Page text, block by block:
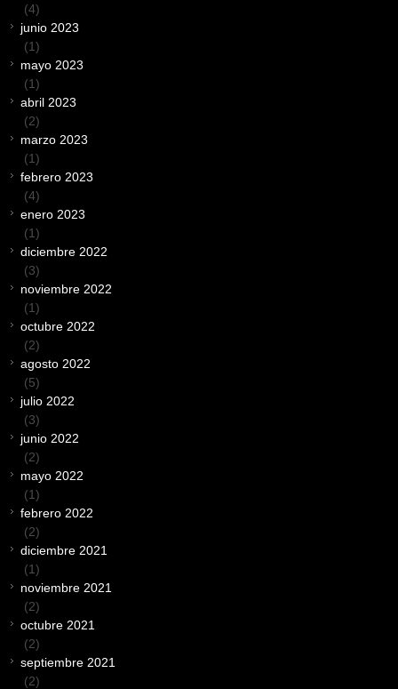
(4)
junio 2023
(1)
mayo 2023
(1)
abril 2023
(2)
marzo 2023
(1)
febrero 2023
(4)
enero 2023
(1)
diciembre 2022
(3)
noviembre 2022
(1)
octubre 2022
(2)
agosto 2022
(5)
julio 2022
(3)
junio 2022
(2)
mayo 2022
(1)
febrero 2022
(2)
diciembre 2021
(1)
noviembre 2021
(2)
octubre 2021
(2)
septiembre 2021
(2)